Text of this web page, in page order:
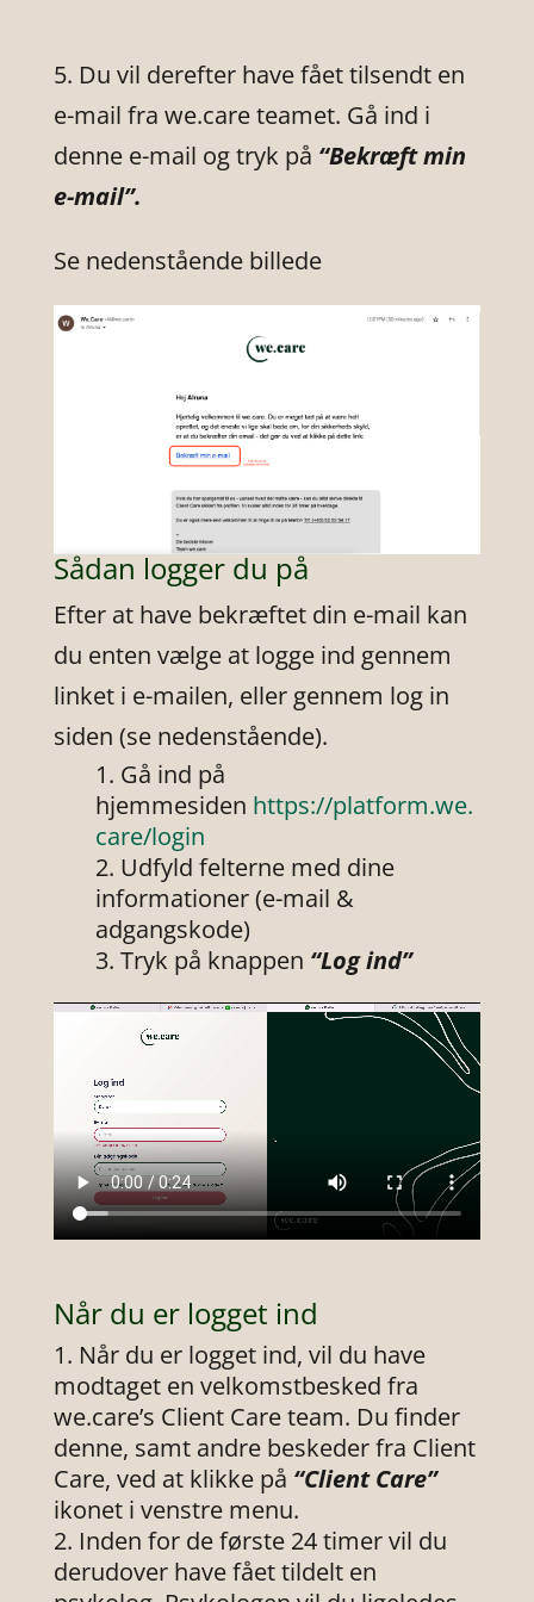
5. Du vil derefter have fået tilsendt en
e-mail fra we.care teamet. Gå ind i
denne e-mail og tryk på “Bekræft min
e-mail”.
Se nedenstående billede
Sådan logger du på
Efter at have bekræftet din e-mail kan
du enten vælge at logge ind gennem
linket i e-mailen, eller gennem log in
siden (se nedenstående).
Gå ind på
hjemmesiden https://platform.we.
care/login
Udfyld felterne med dine
informationer (e-mail &
adgangskode)
Tryk på knappen “Log ind”
Når du er logget ind
Når du er logget ind, vil du have
modtaget en velkomstbesked fra
we.care’s Client Care team. Du finder
denne, samt andre beskeder fra Client
Care, ved at klikke på “Client Care”
ikonet i venstre menu.
Inden for de første 24 timer vil du
derudover have fået tildelt en